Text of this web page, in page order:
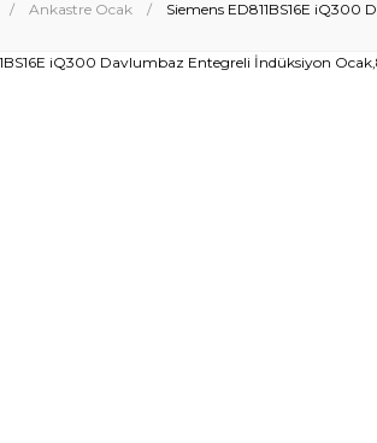
Ankastre Ocak Siemens ED811BS16E